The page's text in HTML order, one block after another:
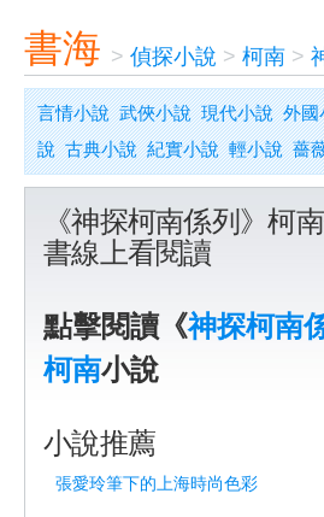
書海 > 偵探小說 > 柯南 >
言情小說 武俠小說 現代小說 外國
說 古典小說 紀實小說 輕小說 薔
《神探柯南係列》柯
書線上看閱讀
點擊閱讀《神探柯南
柯南小說
小說推薦
張愛玲筆下的上海時尚色彩